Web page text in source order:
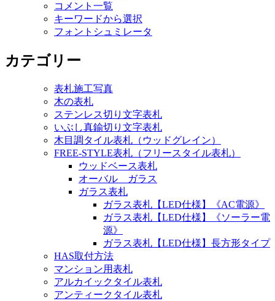
コメント一覧
キーワードから選択
フォントシュミレータ
カテゴリー
表札施工写真
木の表札
ステンレス切り文字表札
いぶし真鍮切り文字表札
木目調タイル表札（ウッドグレイン）
FREE-STYLE表札（フリースタイル表札）
ウッドベース表札
オーバル ガラス
ガラス表札
ガラス表札【LED仕様】《AC電源》
ガラス表札【LED仕様】《ソーラー電
源》
ガラス表札【LED仕様】長方形タイプ
HAS取付方法
マンション用表札
アルカイックタイル表札
アンティークタイル表札